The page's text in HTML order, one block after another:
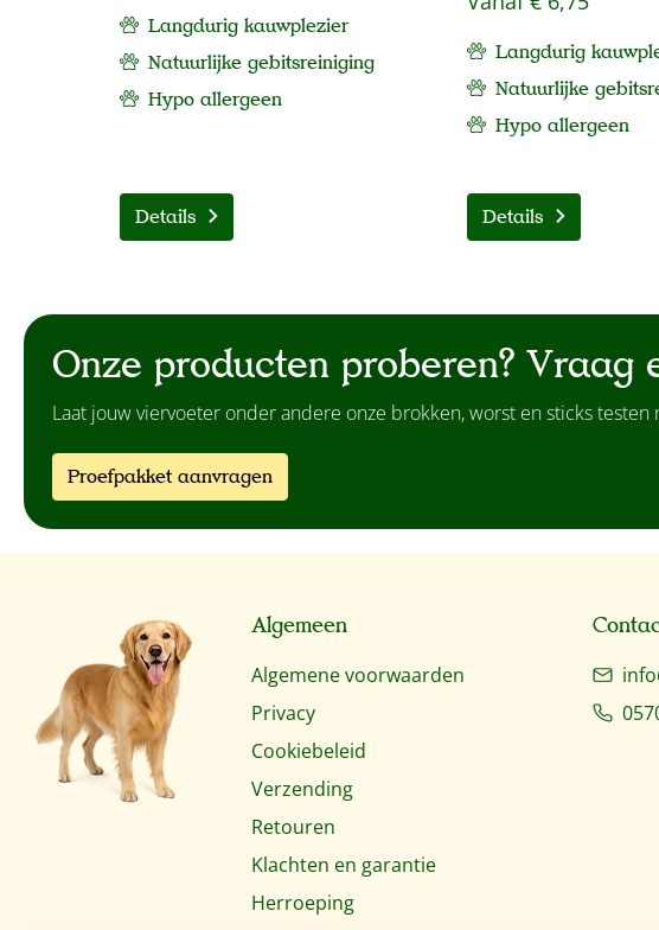
Langdurig kauwplezier
Natuurlijke gebitsreiniging
Hypo allergeen
Details
Langdurig
Natuurlijke
Hypoallergeen
Details
Onze producten proberen? Vraag
Laat jouw viervoeter onder andere onze brokken, worst en sticks
Proefpakket aanvragen
Algemeen
Algemene voorwaarden
Privacy
Cookiebeleid
Verzending
Retouren
Klachten en garantie
Herroeping